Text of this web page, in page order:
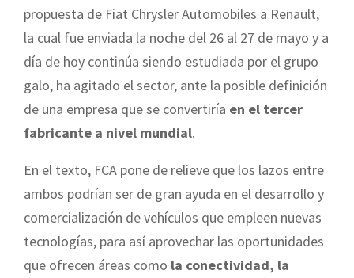
propuesta de Fiat Chrysler Automobiles a Renault,
la cual fue enviada la noche del 26 al 27 de mayo y a
día de hoy continúa siendo estudiada por el grupo
galo, ha agitado el sector, ante la posible definición
de una empresa que se convertiría en el tercer
fabricante a nivel mundial.
En el texto, FCA pone de relieve que los lazos entre
ambos podrían ser de gran ayuda en el desarrollo y
comercialización de vehículos que empleen nuevas
tecnologías, para así aprovechar las oportunidades
que ofrecen áreas como la conectividad, la